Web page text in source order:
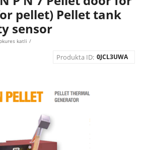
pellet) Pellet tank
sensor
katli /
Produkta ID: 0JCL3UWA